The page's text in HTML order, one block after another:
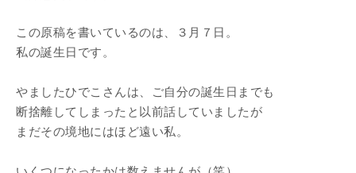
この原稿を書いているのは、３月７日。
私の誕生日です。
やましたひでこさんは、ご自分の誕生日までも
断捨離してしまったと以前話していましたが
まだその境地にはほど遠い私。